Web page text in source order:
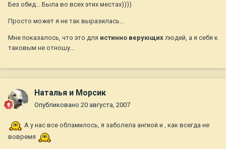
Без обид... Была во всех этих местах))))
Просто может я не так выразилась...
Мне показалось, что это для истинно верующих людей, а я себя к
таковым не отношу...
Наталья и Морсик
Опубликовано 20 августа, 2007
А у нас все обламилось, я заболела ангиой и , как всегда не
вовремя